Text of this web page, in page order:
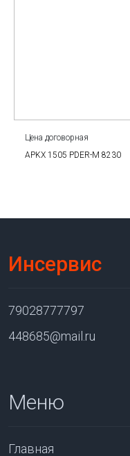
Цена договорная
APKX 1505 PDER-M 8230
Инсервис
79028777797
448685@mail.ru
Меню
Главная